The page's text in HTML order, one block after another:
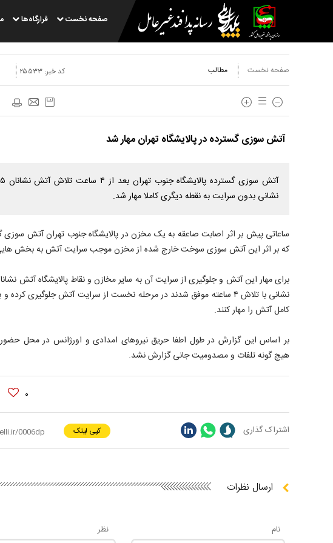
صفحه نخست قرارگاه‌ها
صفحه نخست مطالب کد خبر: ۲۵۵۳۳
آتش سوزی گسترده در پالایشگاه تهران مهار شد
نشانی بدون سرایت به نقطه دیگری کاملا مهار شد.
ساعاتی پیش بر اثر اصابت صاعقه به یک مخزن در پالایشگاه جنوب تهران آتش سوزی
که بر اثر این آتش سوزی سوخت خارج شده از مخزن موجب سرایت آتش به بخش
نشانی با تلاش ۴ ساعته موفق شدند در مرحله نخست از سرایت آتش جلوگیری
کامل آتش را مهار کنند.
بر اساس این گزارش در طول اطفا حریق نیروهای امدادی و اورژانس در محل
هیچ گونه تلفات و مصدومیت جانی گزارش نشد.
۰
اشتراک گذاری کپی لینک
ارسال نظرات
نام نظر